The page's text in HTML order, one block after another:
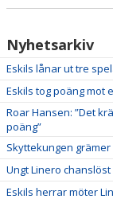
Nyhetsarkiv
Eskils lånar ut tre
Eskils tog poäng mot
Roar Hansen: ”Det
poäng”
Skyttekungen
Ungt Linero
Eskils herrar möter